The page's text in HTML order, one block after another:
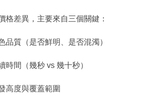
格差異，主要來自三個關鍵：
品質（是否鮮明、是否混濁）
時間（幾秒 vs 幾十秒）
高度與覆蓋範圍